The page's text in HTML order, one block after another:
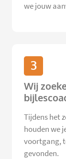
we jouw
3
Wij
Tijdens het
houden we
voortgang,
gevonden.